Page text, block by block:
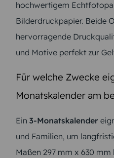
hochwertigem
Bilderdruckpapier. Beide
hervorragende
und Motive perfekt zur
Für welche Zwecke
Monatskalender am
Ein 3-Monatskalender
und Familien, um
Maßen 297 mm x 630